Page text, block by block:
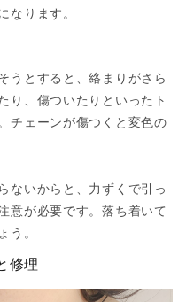
なります。
うとすると、絡まりがさら
り、傷ついたりといったト
チェーンが傷つくと変色の
ないからと、力ずくで引っ
意が必要です。落ち着いて
う。
修理